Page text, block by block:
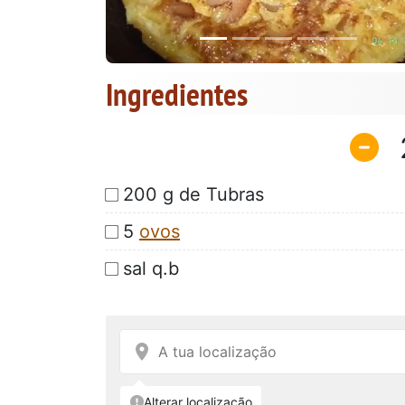
Ingredientes
200 g de Tubras
5 ovos
sal q.b